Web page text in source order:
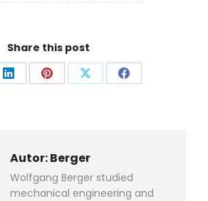
Share this post
Auf
Auf
Auf
Auf
Autor:Berger
Wolfgang Berger studied
mechanical engineering and